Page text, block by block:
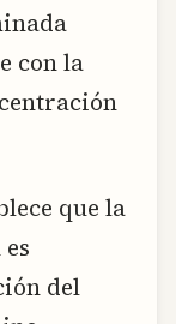
con la
que la
del